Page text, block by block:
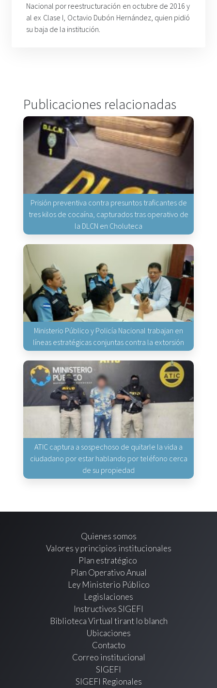
Nacional por reestructuración en octubre de 2016 y
al ex Clase I, Octavio Dubón Hernández, quien pidió
su baja de la institución.
Publicaciones relacionadas
Prisión preventiva contra presuntos traficantes de
tres kilos de cocaína, capturados tras operativo de
la DLCN en Choluteca
Ministerio Público y Policía Nacional trabajan en
líneas estratégicas conjuntas contra la extorsión
ATIC captura a sospechoso de quitarle la vida a
ciudadano por estar hablando por teléfono cerca
de su propiedad
Quienes somos
Valores y principios institucionales
Plan estratégico
Plan Operativo Anual
Ley Ministerio Público
Legislaciones
Instructivos SIGEFI
Biblioteca Virtual tirant lo blanch
Ubicaciones
Contacto
Correo institucional
SIGEFI
SIGEFI Regionales